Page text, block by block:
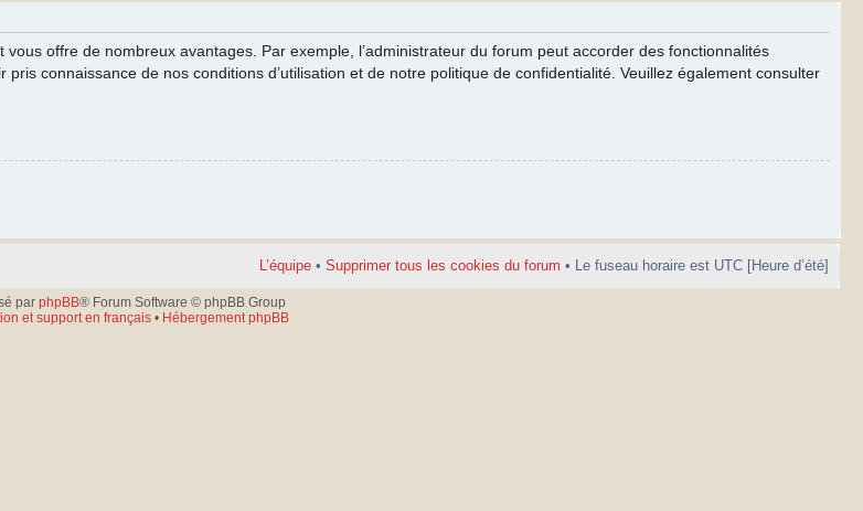
offre de nombreux avantages. Par exemple, l’administrateur du forum peut accorder des fonctionnalités
connaissance de nos conditions d’utilisation et de notre politique de confidentialité. Veuillez également consulter
L’équipe • Supprimer tous les cookies du forum • Le fuseau horaire est UTC [Heure d’été]
par phpBB® Forum Software © phpBB Group
et support en français• Hébergement phpBB